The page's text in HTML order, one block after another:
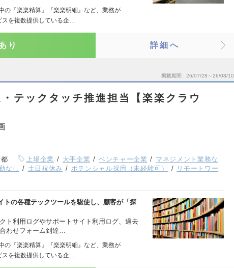
の『楽楽精算』『楽楽明細』など、業務が
スを複数提供している企…
り 詳細へ
掲載期間 26/07/28～26/08/10
テックタッチ推進担当【楽楽クラウ
上場企業 大手企業 ベンチャー企業
マネジメント業務な
なし 土日祝休み ポテンシャル採用（未経験可）
リモートワー
トの各種テックツールを駆使し、顧客が「探
ト利用ログやサポートサイト利用ログ、過去
わせフォーム到達…
の『楽楽精算』『楽楽明細』など、業務が
スを複数提供している企…